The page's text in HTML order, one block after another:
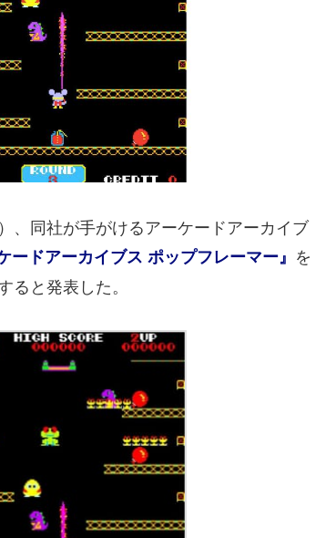
同社が手がけるアーケードアーカイブ
ードアーカイブス ポップフレーマー』 を
と発表した。